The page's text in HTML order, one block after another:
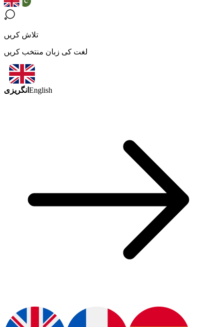
تلاش کریں
لغت کی زبان منتخب کریں
انگریزی English